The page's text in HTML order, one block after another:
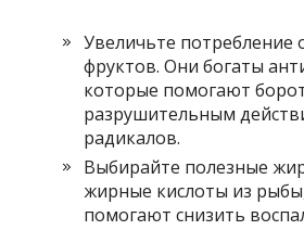
Увеличьте потребление
фруктов. Они богаты
которые помогают
разрушительным
радикалов.
Выбирайте полезные
жирные кислоты из
помогают снизить